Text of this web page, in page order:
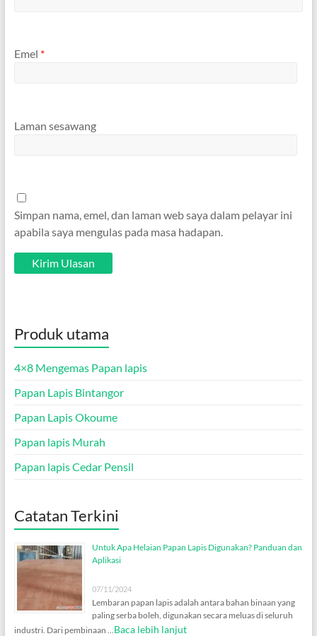
Emel *
Laman sesawang
Simpan nama, emel, dan laman web saya dalam pelayar ini
apabila saya mengulas pada masa hadapan.
Produk utama
4×8 Mengemas Papan lapis
Papan Lapis Bintangor
Papan Lapis Okoume
Papan lapis Murah
Papan lapis Cedar Pensil
Catatan Terkini
Untuk Apa Helaian Papan Lapis Digunakan? Panduan dan
Aplikasi
07/11/2024
Lembaran papan lapis adalah antara bahan binaan yang
paling serba boleh, digunakan secara meluas di seluruh
industri. Dari pembinaan … Baca lebih lanjut